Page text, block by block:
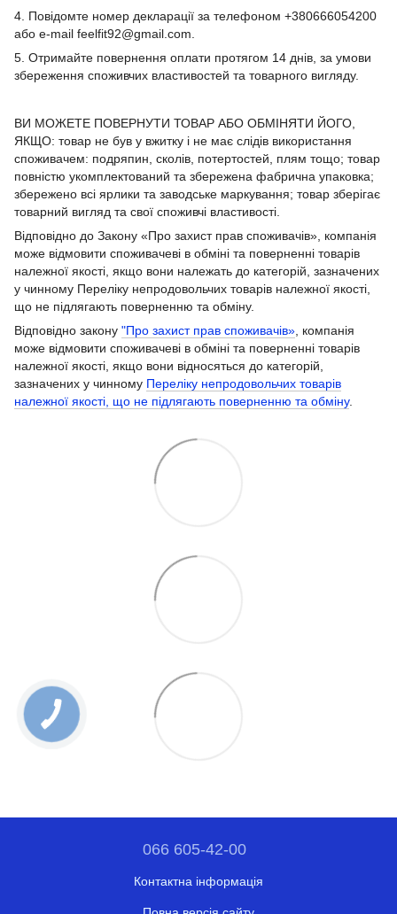
4. Повідомте номер декларації за телефоном +380666054200
або e-mail feelfit92@gmail.com.
5. Отримайте повернення оплати протягом 14 днів, за умови
збереження споживчих властивостей та товарного вигляду.
ВИ МОЖЕТЕ ПОВЕРНУТИ ТОВАР АБО ОБМІНЯТИ ЙОГО,
ЯКЩО: товар не був у вжитку і не має слідів використання
споживачем: подряпин, сколів, потертостей, плям тощо; товар
повністю укомплектований та збережена фабрична упаковка;
збережено всі ярлики та заводське маркування; товар зберігає
товарний вигляд та свої споживчі властивості.
Відповідно до Закону «Про захист прав споживачів», компанія
може відмовити споживачеві в обміні та поверненні товарів
належної якості, якщо вони належать до категорій, зазначених
у чинному Переліку непродовольчих товарів належної якості,
що не підлягають поверненню та обміну.
Відповідно закону "Про захист прав споживачів» , компанія
може відмовити споживачеві в обміні та поверненні товарів
належної якості, якщо вони відносяться до категорій,
зазначених у чинному Переліку непродовольчих товарів
належної якості, що не підлягають поверненню та обміну.
066 605-42-00
Контактна інформація